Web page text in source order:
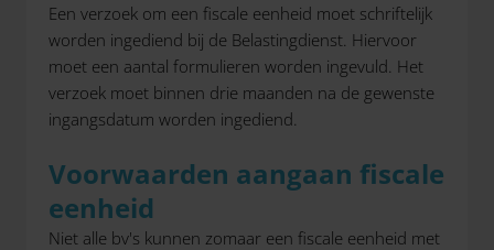
Een verzoek om een fiscale eenheid moet schriftelijk
worden ingediend bij de Belastingdienst. Hiervoor
moet een aantal formulieren worden ingevuld. Het
verzoek moet binnen drie maanden na de gewenste
ingangsdatum worden ingediend.
Voorwaarden aangaan fiscale
eenheid
Niet alle bv's kunnen zomaar een fiscale eenheid met